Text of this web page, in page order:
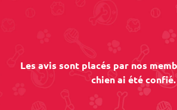
Les avis sont placés par nos
chien ai été confié.